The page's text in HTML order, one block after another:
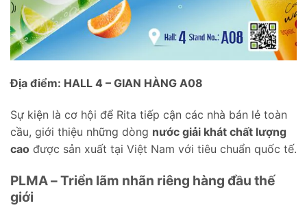
Địa điểm: HALL 4 – GIAN HÀNG A08
Sự kiện là cơ hội để Rita tiếp cận các nhà bán lẻ toàn
cầu, giới thiệu những dòng nước giải khát chất lượng
cao được sản xuất tại Việt Nam với tiêu chuẩn quốc tế.
PLMA – Triển lãm nhãn riêng hàng đầu thế
giới